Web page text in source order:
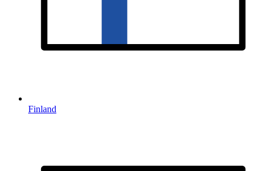
Finland